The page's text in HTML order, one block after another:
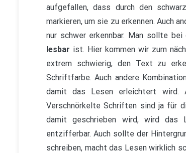
aufgefallen, dass durch den
markieren, um sie zu erkennen. Auch
nur schwer erkennbar. Man sollte
lesbar ist. Hier kommen wir zum
extrem schwierig, den Text zu
Schriftfarbe. Auch andere
damit das Lesen erleichtert
Verschnörkelte Schriften sind ja für
damit geschrieben wird, wird das
entzifferbar. Auch sollte der
schreiben, macht das Lesen wirklich